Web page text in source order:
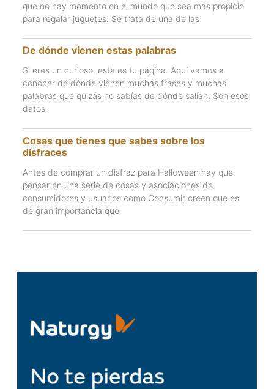
que no hay momento en el mundo que sea más propicio
para regalar juguetes. Se trata de una de las
De dónde vienen estas palabras
Si eres un curioso, esta es tu página. Aquí vamos a
conocer de dónde vienen muchas frases y muchas
palabras que quizás no sabías de dónde salían. Son esos
datos
Cosas que tienes que sabes sobre los
disfraces
Antes de comprar un disfraz para Halloween hay que
pensar en una serie de cosas y asociaciones de
consumidores y usuarios como Consumir creen que es
de gran importancia que